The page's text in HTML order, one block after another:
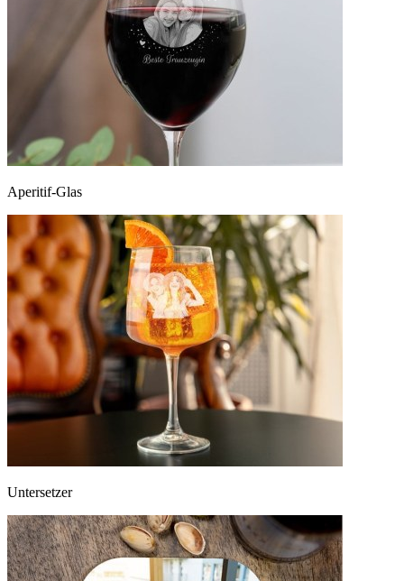
Aperitif-Glas
Untersetzer